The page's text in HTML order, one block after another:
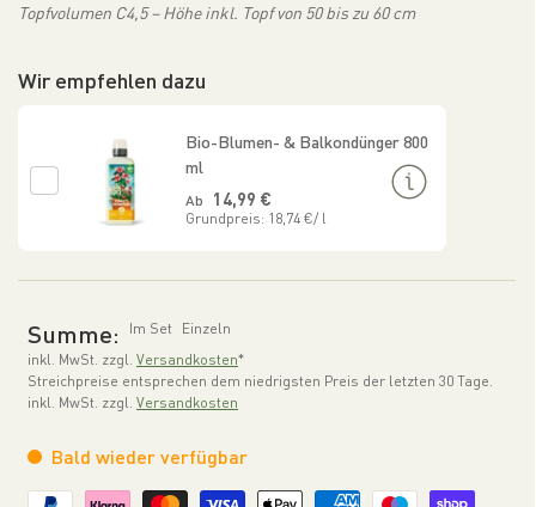
Topfvolumen C4,5 – Höhe inkl. Topf von 50 bis zu 60 cm
Wir empfehlen dazu
Bio-Blumen- & Balkondünger 800
ml
Ab Normaler Preis
14,99 €
Grundpreis: 18,74 €/ l
Summe: Im Set
Einzeln
inkl. MwSt. zzgl. Versandkosten*
Streichpreise entsprechen dem niedrigsten Preis der letzten 30 Tage.
inkl. MwSt. zzgl. Versandkosten
Bald wieder verfügbar